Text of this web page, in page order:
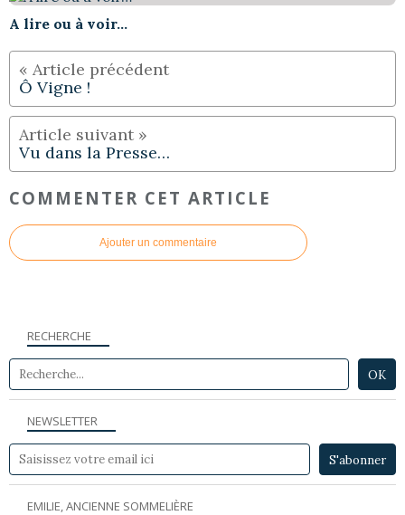
A lire ou à voir…
Ô Vigne !
Vu dans la Presse…
COMMENTER CET ARTICLE
Ajouter un commentaire
NEWSLETTER
RECHERCHE
EMILIE, ANCIENNE SOMMELIÈRE